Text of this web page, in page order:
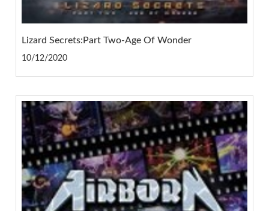
Lizard Secrets:Part Two-Age Of Wonder
10/12/2020